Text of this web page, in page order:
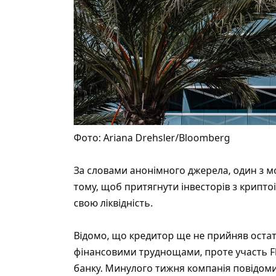
Фото: Ariana Drehsler/Bloomberg
За словами анонімного джерела, один з
тому, щоб притягнути інвесторів з
свою ліквідність.
Відомо, що кредитор ще не прийняв
фінансовими труднощами, проте участь
банку. Минулого тижня компанія